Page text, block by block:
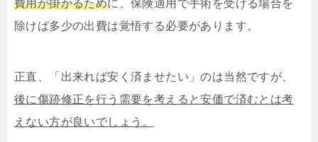
費用が掛かるために、保険適用で手術を受ける場合を
除けば多少の出費は覚悟する必要があります。
正直、「出来れば安く済ませたい」のは当然ですが、
後に傷跡修正を行う需要を考えると安価で済むとは考
えない方が良いでしょう。